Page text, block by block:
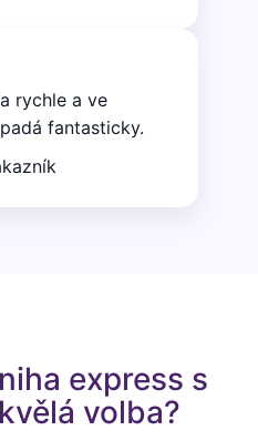
rychle a ve
fantasticky.
express s
volba?